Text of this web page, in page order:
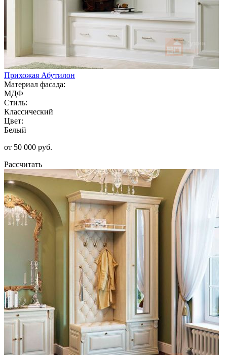
Прихожая Абутилон
Материал фасада:
МДФ
Стиль:
Классический
Цвет:
Белый
от 50 000 руб.
Рассчитать